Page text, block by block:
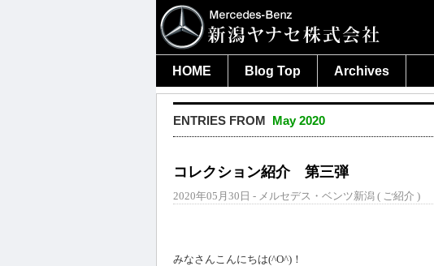
HOME Blog Top Archives
ENTRIES FROM May 2020
コレクション紹介 第三弾
2020年05月30日 - メルセデス・ベンツ新潟 ( ご紹介 )
みなさんこんにちは(^O^)！